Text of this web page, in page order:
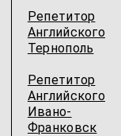
Репетитор
Английского
Тернополь
Репетитор
Английского
Ивано-
Франковск